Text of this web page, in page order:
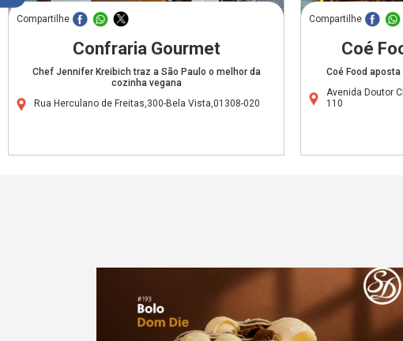
Compartilhe
Confraria Gourmet
Chef Jennifer Kreibich traz a São Paulo o melhor da
cozinha vegana
Rua Herculano de Freitas,300-Bela Vista,01308-020
Compartilhe
Coé
Coé Food
Avenida Doutor
110